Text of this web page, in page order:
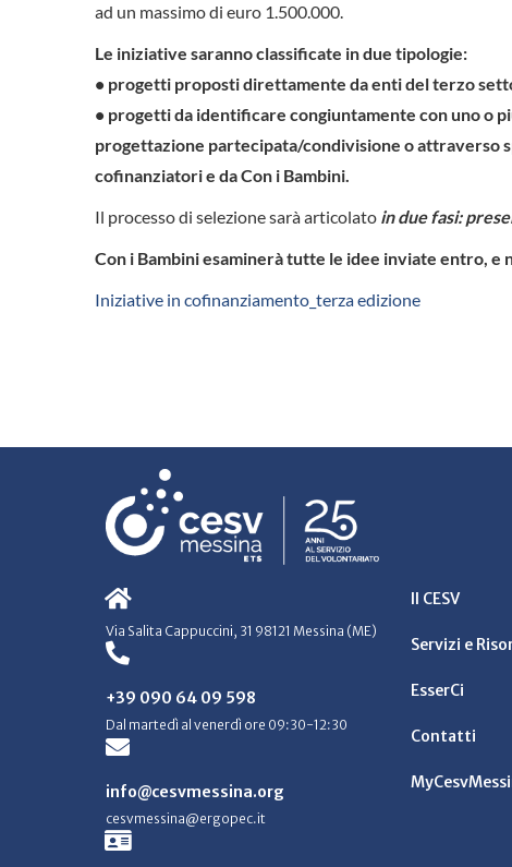
ad un massimo di euro 1.500.000.
Le iniziative saranno classificate in due tipologie:
• progetti proposti direttamente da enti del terzo
• progetti da identificare congiuntamente con uno o
progettazione partecipata/condivisione o attraverso
cofinanziatori e da Con i Bambini.
Il processo di selezione sarà articolato in due fasi:
Con i Bambini esaminerà tutte le idee inviate entro, e
Iniziative in cofinanziamento_terza edizione
Via Salita Cappuccini, 31 98121 Messina (ME)
+39 090 64 09 598
Dal martedì al venerdì ore 09:30-12:30
info@cesvmessina.org
cesvmessina@ergopec.it
Il CESV
Servizi e
EsserCi
Contatti